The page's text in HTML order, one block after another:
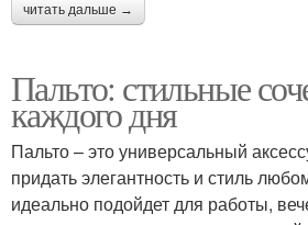
читать дальше →
Пальто: стильные
каждого дня
Пальто – это универсальный
придать элегантность и стиль
идеально подойдет для работы,